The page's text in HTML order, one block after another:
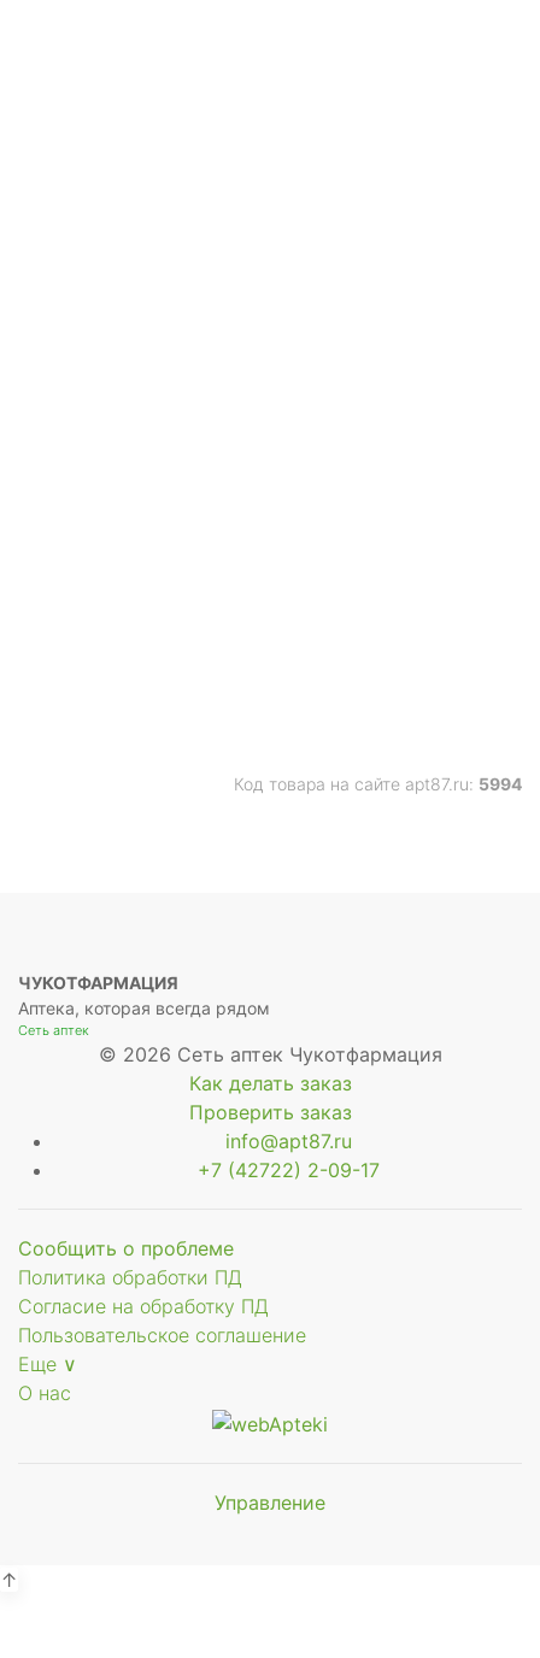
Код товара на сайте apt87.ru: 5994
ЧУКОТФАРМАЦИЯ
Аптека, которая всегда рядом
Сеть аптек
© 2026 Сеть аптек Чукотфармация
Как делать заказ
Проверить заказ
info@apt87.ru
+7 (42722) 2-09-17
Сообщить о проблеме
Политика обработки ПД
Согласие на обработку ПД
Пользовательское соглашение
Еще ∨
О нас
Управление
↑
Мы будем